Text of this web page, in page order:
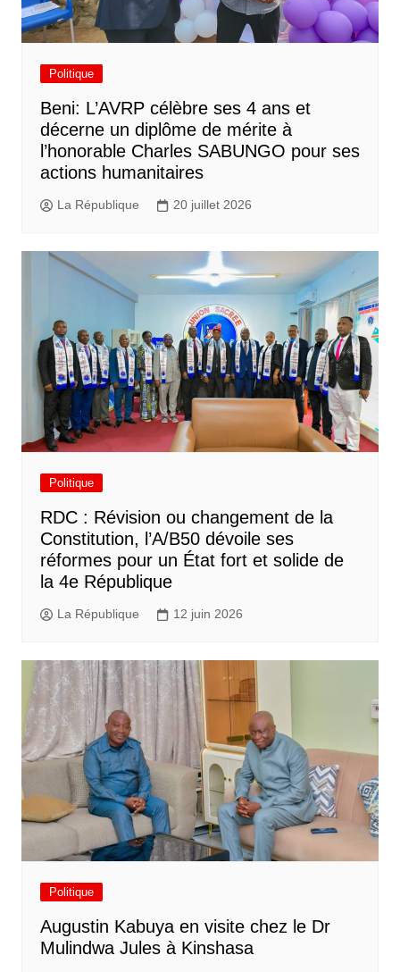
Politique
Beni: L’AVRP célèbre ses 4 ans et
décerne un diplôme de mérite à
l’honorable Charles SABUNGO pour ses
actions humanitaires
La République 20 juillet 2026
Politique
RDC : Révision ou changement de la
Constitution, l’A/B50 dévoile ses
réformes pour un État fort et solide de
la 4e République
La République 12 juin 2026
Politique
Augustin Kabuya en visite chez le Dr
Mulindwa Jules à Kinshasa